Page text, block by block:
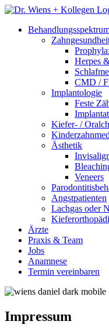
Herpes
CMD /
Implantologie
Feste
Kiefer- /
Ästhetik
Veneers
Angstpatienten
Lachgas oder
Ärzte
Praxis & Team
Jobs
Anamnese
Termin vereinbaren
Impressum